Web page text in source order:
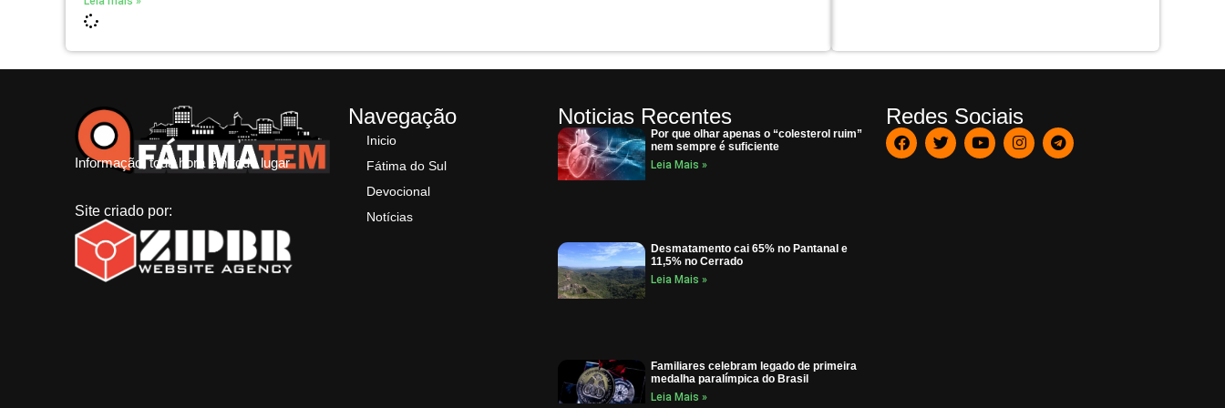
Informação, toda hora em todo lugar
Site criado por:
Navegação
Inicio
Fátima do Sul
Devocional
Notícias
Noticias Recentes
Por que olhar apenas o “colesterol ruim”
nem sempre é suficiente
Leia Mais »
Desmatamento cai 65% no Pantanal e
11,5% no Cerrado
Leia Mais »
Familiares celebram legado de primeira
medalha paralímpica do Brasil
Leia Mais »
Redes Sociais